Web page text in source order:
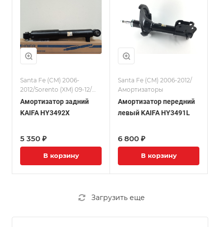
Santa Fe (CM) 2006-
2012/Sorento (XM) 09-12/
Амортизаторы
Амортизатор задний
KAIFA HY3492X
5 350 ₽
В корзину
Santa Fe (CM) 2006-2012/
Амортизаторы
Амортизатор передний
левый KAIFA HY3491L
6 800 ₽
В корзину
Загрузить еще